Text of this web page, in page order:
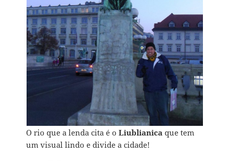
O rio que a lenda cita é o Liublianica que tem
um visual lindo e divide a cidade!